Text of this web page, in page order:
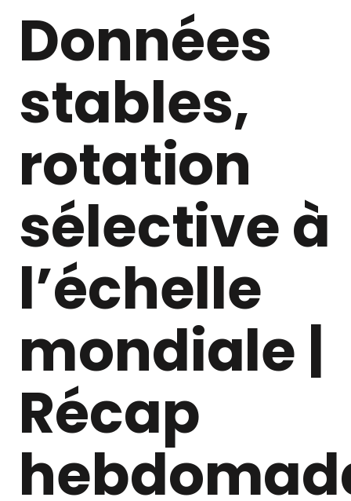
Données
stables,
rotation
sélective à
l’échelle
mondiale |
Récap